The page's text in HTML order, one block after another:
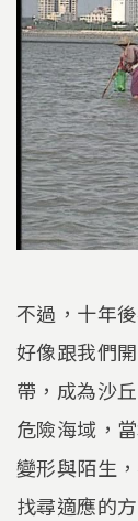
不過，十年
好像跟我們
帶，成為沙
危險海域，
變形與陌生
找尋適應的